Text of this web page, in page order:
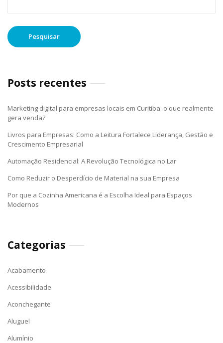
Posts recentes
Marketing digital para empresas locais em Curitiba: o que realmente
gera venda?
Livros para Empresas: Como a Leitura Fortalece Liderança, Gestão e
Crescimento Empresarial
Automação Residencial: A Revolução Tecnológica no Lar
Como Reduzir o Desperdício de Material na sua Empresa
Por que a Cozinha Americana é a Escolha Ideal para Espaços
Modernos
Categorias
Acabamento
Acessibilidade
Aconchegante
Aluguel
Alumínio